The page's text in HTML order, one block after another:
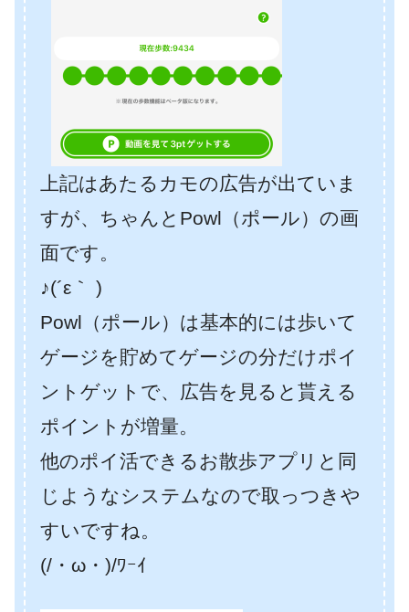
上記はあたるカモの広告が出ていま
すが、ちゃんとPowl（ポール）の画
面です。
♪(´ε｀ )
Powl（ポール）は基本的には歩いて
ゲージを貯めてゲージの分だけポイ
ントゲットで、広告を見ると貰える
ポイントが増量。
他のポイ活できるお散歩アプリと同
じようなシステムなので取っつきや
すいですね。
(/・ω・)/ﾜｰｲ